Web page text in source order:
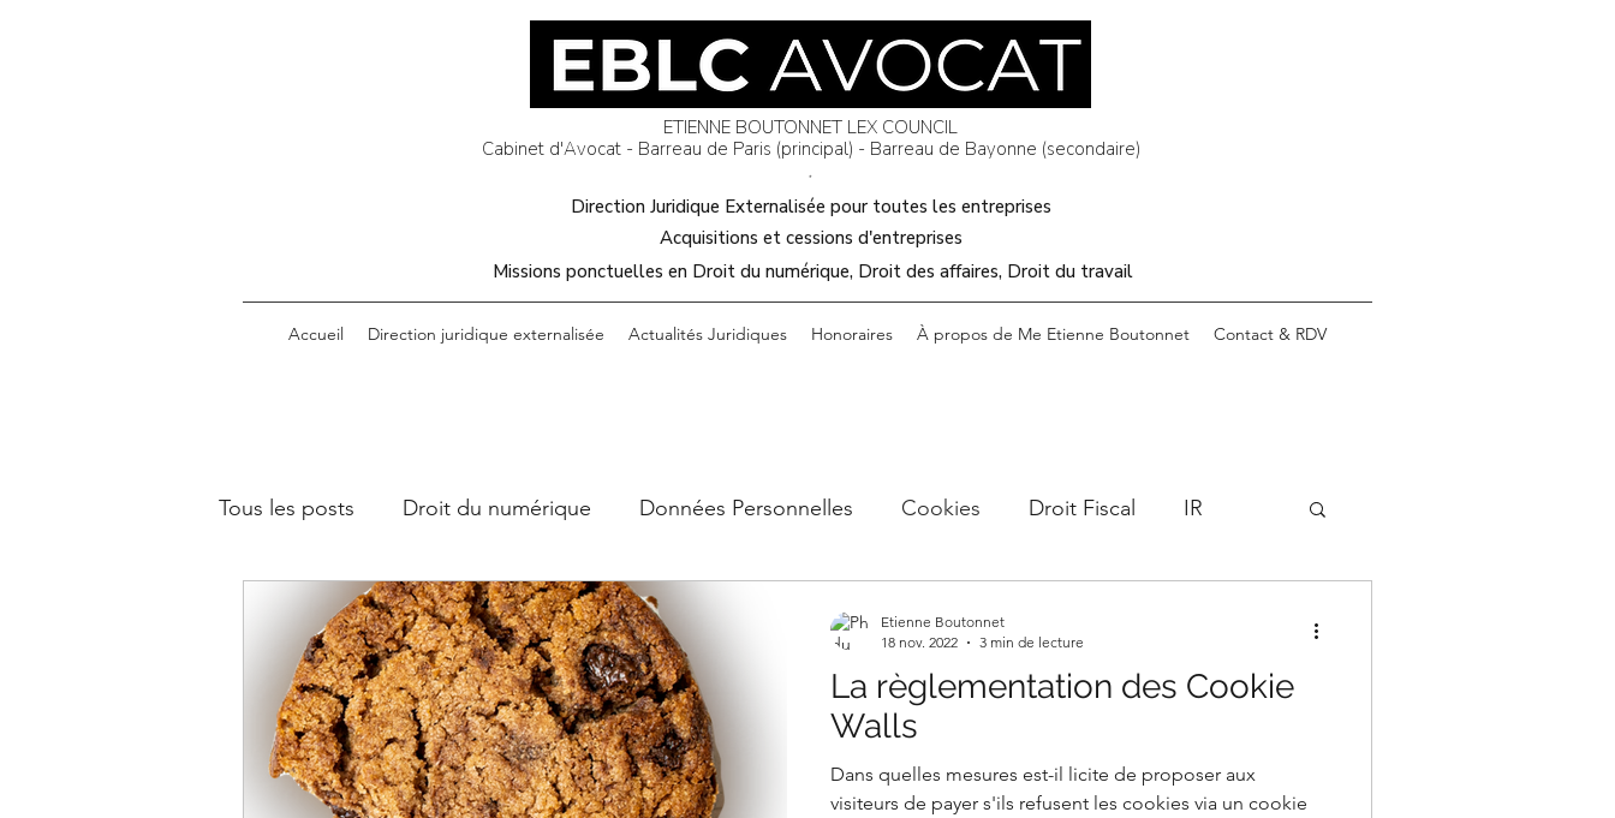
EBLC AVOCAT
ETIENNE BOUTONNET LEX COUNCIL
Cabinet d'Avocat - Barreau de Paris (principal) - Barreau de Bayonne (secondaire)
*​
Direction Juridique Externalisée pour toutes les entreprises
Acquisitions et cessions d'entreprises
Missions ponctuelles en Droit du numérique, Droit des affaires, Droit du travail
Accueil Direction juridique externalisée Actualités Juridiques Honoraires À propos de Me Etienne Boutonnet Contact & RDV
Tous les posts Droit du numérique Données Personnelles Cookies Droit Fiscal IR
BIC
La règlementation des Cookie
Walls
Dans quelles mesures est-il licite de proposer aux
visiteurs de payer s'ils refusent les cookies via un cookie
Etienne Boutonnet
18 nov. 2022
3 min de lecture